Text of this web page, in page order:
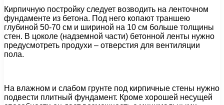
Кирпичную постройку следует возводить на ленточном
фундаменте из бетона. Под него копают траншею
глубиной 50-70 см и шириной на 10 см больше толщины
стен. В цоколе (надземной части) бетонной ленты нужно
предусмотреть продухи – отверстия для вентиляции
пола.
На влажном и слабом грунте под кирпичные стены нужно
подвести плитный фундамент. Кроме хорошей несущей